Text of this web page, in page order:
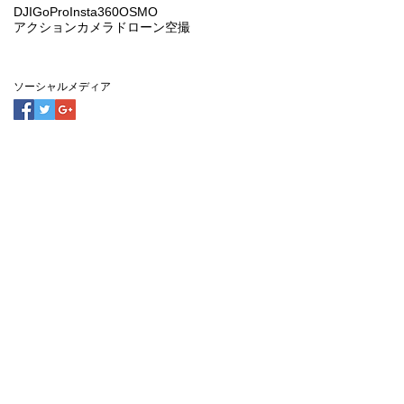
DJIGoProInsta360OSMO
アクションカメラ ドローン空撮
ソーシャルメディア